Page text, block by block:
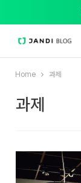
Home 과제
과제